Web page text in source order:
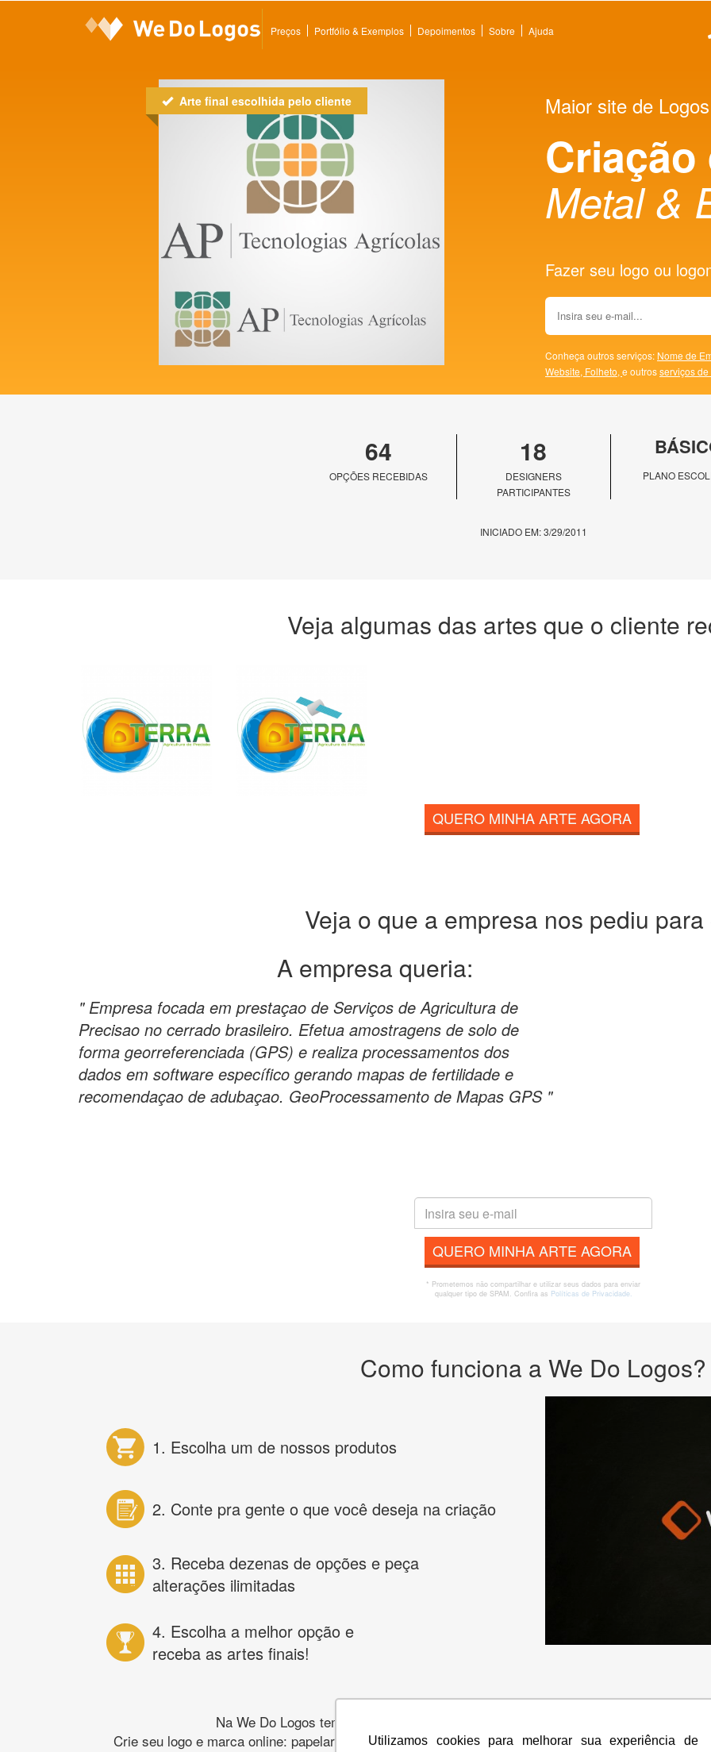
Utilizamos cookies para melhorar sua experiência de
Preços Portfólio & Exemplos Depoimentos Sobre Ajuda
Arte final escolhida pelo cliente Maior site de
Criação
Metal &
Fazer seu logo ou
Conheça outros serviços: Nome de
Website, Folheto, e outrosserviços
64
OPÇÕES RECEBIDAS
18
DESIGNERS
PARTICIPANTES
PLANO
INICIADO EM: 3/29/2011
Veja algumas das artes que o cliente
QUERO MINHA ARTE AGORA
Veja o que a empresa nos pediu para
A empresa queria:
" Empresa focada em prestaçao de Serviços de Agricultura de
Precisao no cerrado brasileiro. Efetua amostragens de solo de
forma georreferenciada (GPS) e realiza processamentos dos
dados em software específico gerando mapas de fertilidade e
recomendaçao de adubaçao. GeoProcessamento de Mapas GPS "
QUERO MINHA ARTE AGORA
* Prometemos não compartilhar e utilizar seus dados para enviar
qualquer tipo de SPAM. Confira as Políticas de Privacidade.
Como funciona a We Do Logos?
1. Escolha um de nossos produtos
2. Conte pra gente o que você deseja na criação
3. Receba dezenas de opções e peça
alterações ilimitadas
4. Escolha a melhor opção e
receba as artes finais!
Na We Do Logos temos os melhores designers de logotipos online para criar a
Crie seu logo e marca online: papelaria, banner, cartão de visita, folder, flyer, website e muito